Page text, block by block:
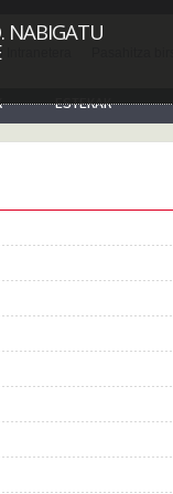
NABIGATU
ESTEKAK